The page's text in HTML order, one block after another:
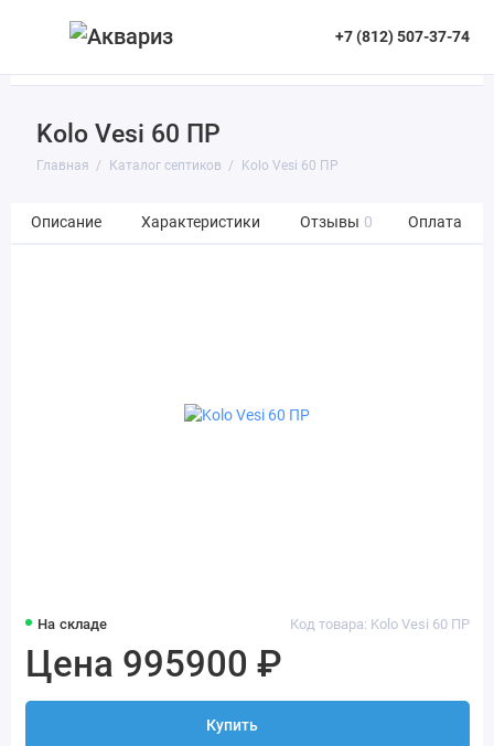
+7 (812) 507-37-74
Kolo Vesi 60 ПР
Главная Каталог септиков Kolo Vesi 60 ПР
Описание Характеристики Отзывы 0 Оплата
На складе Код товара: Kolo Vesi 60 ПР
Цена 995900 ₽
Купить